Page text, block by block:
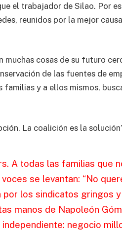
el trabajador de Silao. Por
reunidos por la mejor
cosas de su futuro
de las fuentes de
familias y a ellos mismos,
La coalición es la
A todas las familias que
se levantan: “No
por los sindicatos gringos y
manos de Napoleón
negocio